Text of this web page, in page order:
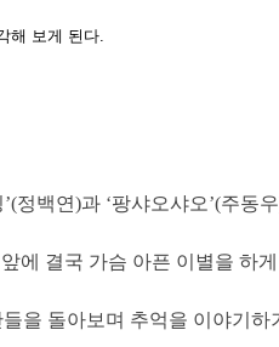
해 보게 된다.
정백연)과 ‘팡샤오샤오’(주동
에 결국 가슴 아픈 이별을 하
을 돌아보며 추억을 이야기하